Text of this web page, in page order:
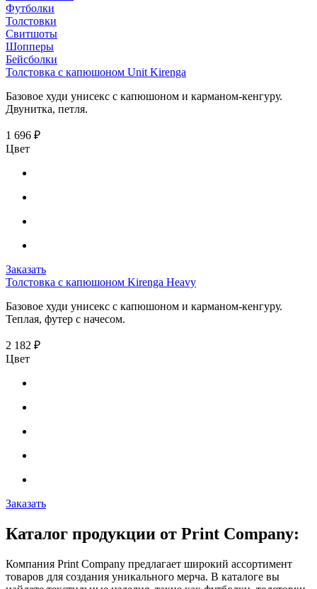
Футболки
Толстовки
Свитшоты
Шопперы
Бейсболки
Толстовка с капюшоном Unit Kirenga
Базовое худи унисекс с капюшоном и карманом-кенгуру.
Двунитка, петля.
1 696 ₽
Цвет
Заказать
Толстовка с капюшоном Kirenga Heavy
Базовое худи унисекс с капюшоном и карманом-кенгуру.
Теплая, футер с начесом.
2 182 ₽
Цвет
Заказать
Каталог продукции от Print Company:
Компания Print Company предлагает широкий ассортимент
товаров для создания уникального мерча. В каталоге вы